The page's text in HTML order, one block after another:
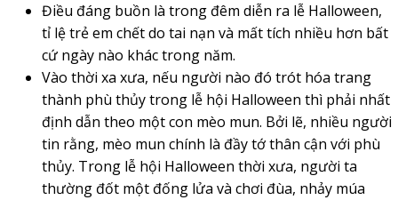
Điều đáng buồn là trong đêm diễn ra lễ Halloween,
tỉ lệ trẻ em chết do tai nạn và mất tích nhiều hơn bất
cứ ngày nào khác trong năm.
Vào thời xa xưa, nếu người nào đó trót hóa trang
thành phù thủy trong lễ hội Halloween thì phải nhất
định dẫn theo một con mèo mun. Bởi lẽ, nhiều người
tin rằng, mèo mun chính là đầy tớ thân cận với phù
thủy. Trong lễ hội Halloween thời xưa, người ta
thường đốt một đống lửa và chơi đùa, nhảy múa